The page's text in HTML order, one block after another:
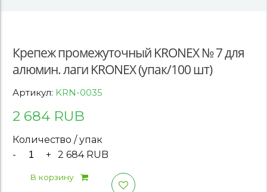
Крепеж промежуточный KRONEX № 7 для
алюмин. лаги KRONEX (упак/100 шт)
Артикул: KRN-0035
2 684 RUB
Количество / упак
-
+ 2 684 RUB
В корзину